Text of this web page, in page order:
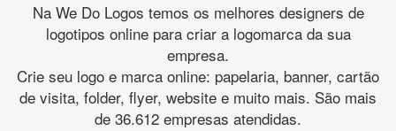
Na We Do Logos temos os melhores designers de
logotipos online para criar a logomarca da sua
empresa.
Crie seu logo e marca online: papelaria, banner, cartão
de visita, folder, flyer, website e muito mais. São mais
de 36.612 empresas atendidas.